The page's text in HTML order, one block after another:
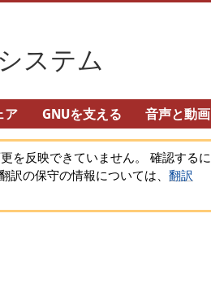
ステム
ア GNUを支える 音声と動画
を反映できていません。確認するに
訳の保守の情報については、翻訳